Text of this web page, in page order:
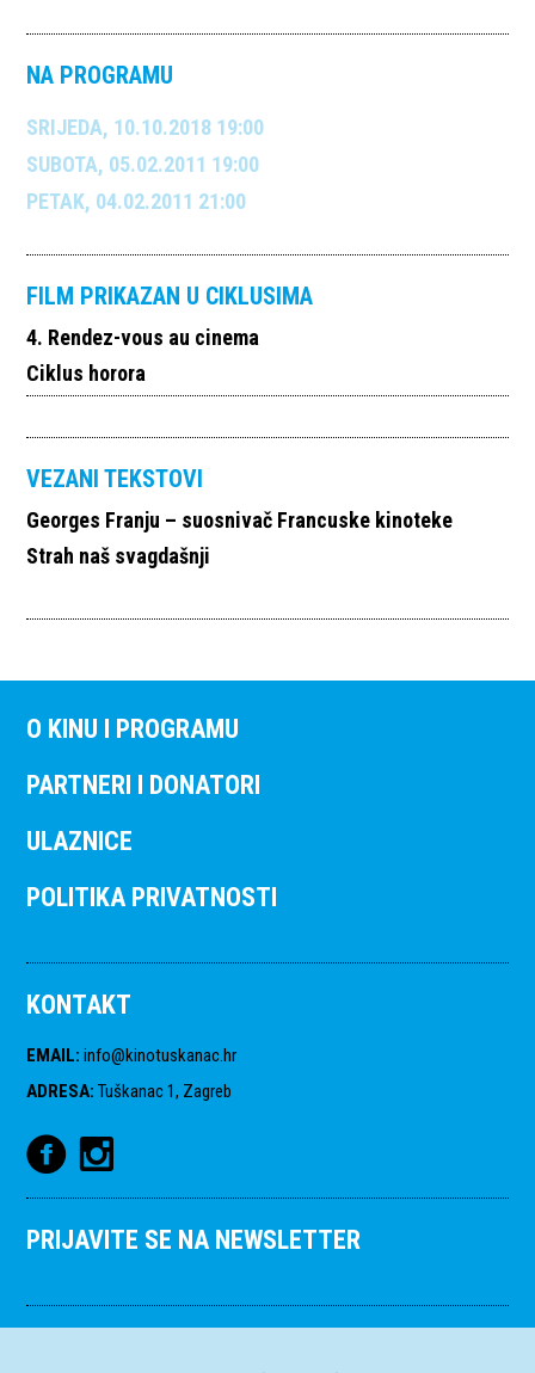
NA PROGRAMU
SRIJEDA, 10.10.2018 19:00
SUBOTA, 05.02.2011 19:00
PETAK, 04.02.2011 21:00
FILM PRIKAZAN U CIKLUSIMA
4. Rendez-vous au cinema
Ciklus horora
VEZANI TEKSTOVI
Georges Franju – suosnivač Francuske kinoteke
Strah naš svagdašnji
O KINU I PROGRAMU
PARTNERI I DONATORI
ULAZNICE
POLITIKA PRIVATNOSTI
KONTAKT
EMAIL: info@kinotuskanac.hr
ADRESA: Tuškanac 1, Zagreb
PRIJAVITE SE NA NEWSLETTER